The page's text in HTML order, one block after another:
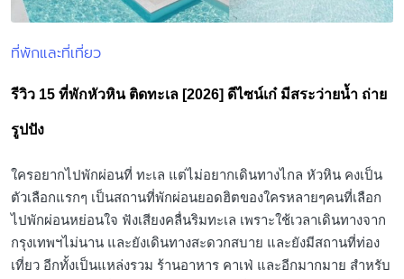
Posted
ที่พักและที่เที่ยว
รีวิว 15 ที่พักหัวหิน ติดทะเล [2026] ดีไซน์เก๋ มีสระว่ายน้ำ ถ่าย
รูปปัง
ใครอยากไปพักผ่อนที่ ทะเล แต่ไม่อยากเดินทางไกล หัวหิน คงเป็น
ตัวเลือกแรกๆ เป็นสถานที่พักผ่อนยอดฮิตของใครหลายๆคนที่เลือก
ไปพักผ่อนหย่อนใจ ฟังเสียงคลื่นริมทะเล เพราะใช้เวลาเดินทางจาก
กรุงเทพฯไม่นาน และยังเดินทางสะดวกสบาย และยังมีสถานที่ท่อง
เที่ยว อีกทั้งเป็นแหล่งรวม ร้านอาหาร คาเฟ่ และอีกมากมาย สำหรับ